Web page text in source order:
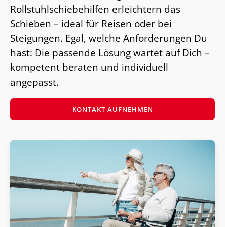
Rollstuhlschiebehilfen erleichtern das
Schieben – ideal für Reisen oder bei
Steigungen. Egal, welche Anforderungen Du
hast: Die passende Lösung wartet auf Dich –
kompetent beraten und individuell
angepasst.
KONTAKT AUFNEHMEN